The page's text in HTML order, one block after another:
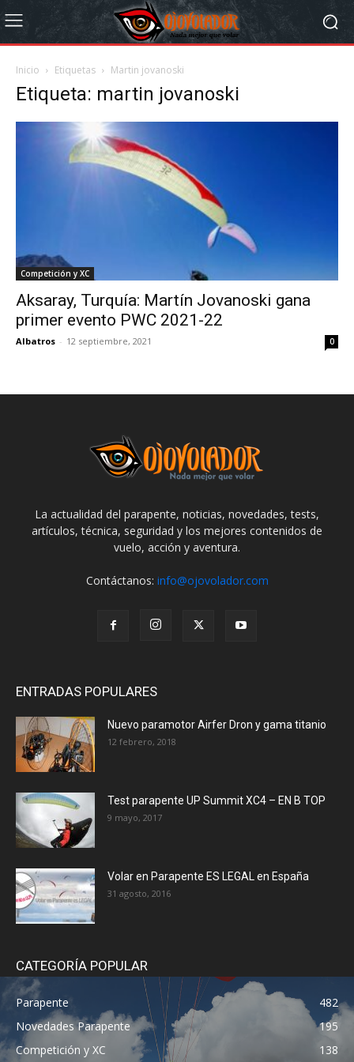
Inicio Etiquetas Martin jovanoski
Etiqueta: martin jovanoski
Competición y XC
Aksaray, Turquía: Martín Jovanoski gana
primer evento PWC 2021-22
Albatros - 12 septiembre, 2021 0
La actualidad del parapente, noticias, novedades, tests,
artículos, técnica, seguridad y los mejores contenidos de
vuelo, acción y aventura.
Contáctanos: info@ojovolador.com
ENTRADAS POPULARES
Nuevo paramotor Airfer Dron y gama titanio
12 febrero, 2018
Test parapente UP Summit XC4 – EN B TOP
9 mayo, 2017
Volar en Parapente ES LEGAL en España
31 agosto, 2016
CATEGORÍA POPULAR
Parapente
482
Novedades Parapente
195
Competición y XC
138